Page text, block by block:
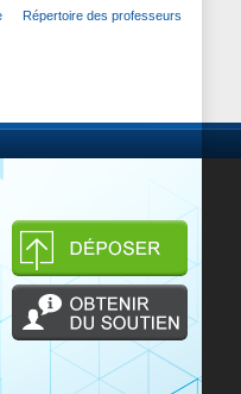
Répertoire des professeurs